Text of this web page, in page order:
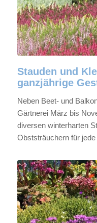
Stauden und
ganzjährige
Neben Beet- und
Gärtnerei März bis
diversen winterharten
Obststräuchern für jede